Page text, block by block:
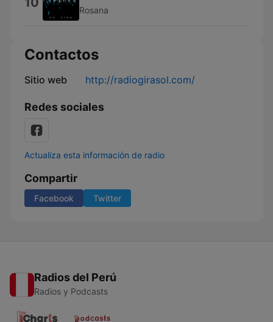
Rosana
Contactos
Sitio web http://radiogirasol.com/
Redes sociales
Actualiza esta información de radio
Compartir
Facebook Twitter
Radios del Perú
Radios y Podcasts